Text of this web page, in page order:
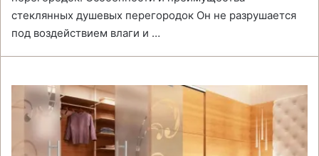
стеклянных душевых перегородок Он не разрушается
под воздействием влаги и …